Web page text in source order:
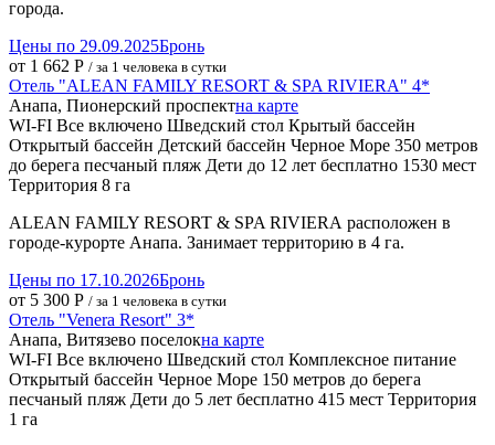
города.
Цены по 29.09.2025Бронь
от 1 662 Р / за 1 человека в сутки
Отель "ALEAN FAMILY RESORT & SPA RIVIERA" 4*
Анапа, Пионерский проспектна карте
WI-FI Все включено Шведский стол Крытый бассейн
Открытый бассейн Детский бассейн Черное Море 350 метров
до берега песчаный пляж Дети до 12 лет бесплатно 1530 мест
Территория 8 га
ALEAN FAMILY RESORT & SPA RIVIERA расположен в
городе-курорте Анапа. Занимает территорию в 4 га.
Цены по 17.10.2026Бронь
от 5 300 Р / за 1 человека в сутки
Отель "Venera Resort" 3*
Анапа, Витязево поселокна карте
WI-FI Все включено Шведский стол Комплексное питание
Открытый бассейн Черное Море 150 метров до берега
песчаный пляж Дети до 5 лет бесплатно 415 мест Территория
1 га